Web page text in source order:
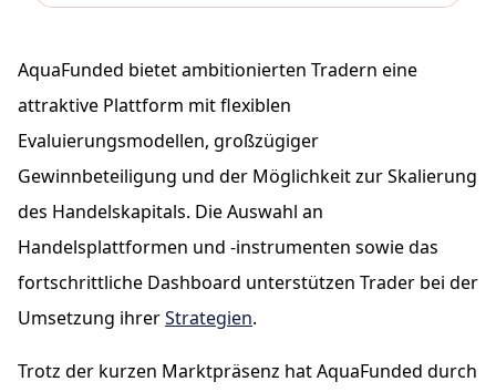
AquaFunded bietet ambitionierten Tradern eine
attraktive Plattform mit flexiblen
Evaluierungsmodellen, großzügiger
Gewinnbeteiligung und der Möglichkeit zur Skalierung
des Handelskapitals. Die Auswahl an
Handelsplattformen und -instrumenten sowie das
fortschrittliche Dashboard unterstützen Trader bei der
Umsetzung ihrerStrategien.
Trotz der kurzen Marktpräsenz hat AquaFunded durch